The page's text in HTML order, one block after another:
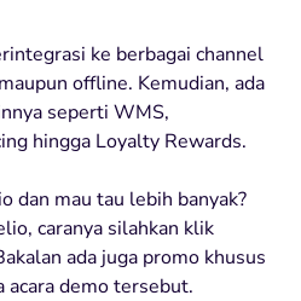
ke berbagai channel
offline. Kemudian, ada
seperti WMS,
hingga Loyalty Rewards.
dan mau tau lebih banyak?
caranya silahkan klik
ada juga promo khusus
acara demo tersebut.